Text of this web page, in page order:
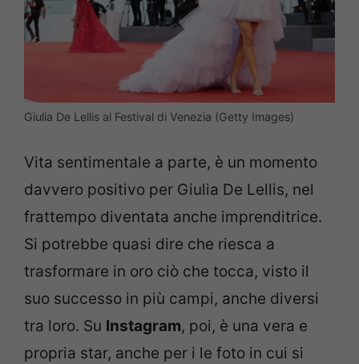
Giulia De Lellis al Festival di Venezia (Getty Images)
Vita sentimentale a parte, è un momento
davvero positivo per Giulia De Lellis, nel
frattempo diventata anche imprenditrice.
Si potrebbe quasi dire che riesca a
trasformare in oro ciò che tocca, visto il
suo successo in più campi, anche diversi
tra loro. Su Instagram, poi, è una vera e
propria star, anche per i le foto in cui si